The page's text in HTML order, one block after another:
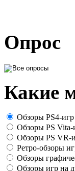
Опрос
Какие
Обзоры PS4-игр
Обзоры PS Vita-
Обзоры PS VR-
Ретро-обзоры
Обзоры
Обзоры игр на